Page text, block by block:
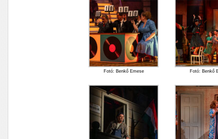
Fotó: Benkő Emese Fotó: Benkő